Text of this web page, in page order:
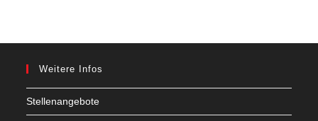
Weitere Infos
Stellenangebote